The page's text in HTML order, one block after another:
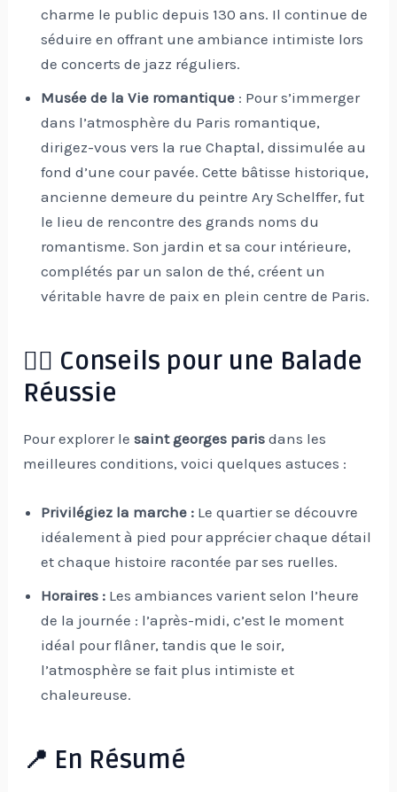
charme le public depuis 130 ans. Il continue de
séduire en offrant une ambiance intimiste lors
de concerts de jazz réguliers.
Musée de la Vie romantique : Pour s’immerger
dans l’atmosphère du Paris romantique,
dirigez-vous vers la rue Chaptal, dissimulée au
fond d’une cour pavée. Cette bâtisse historique,
ancienne demeure du peintre Ary Schelffer, fut
le lieu de rencontre des grands noms du
romantisme. Son jardin et sa cour intérieure,
complétés par un salon de thé, créent un
véritable havre de paix en plein centre de Paris.
🚶‍♀️ Conseils pour une Balade
Réussie
Pour explorer lesaint georges paris dans les
meilleures conditions, voici quelques astuces :
Privilégiez la marche : Le quartier se découvre
idéalement à pied pour apprécier chaque détail
et chaque histoire racontée par ses ruelles.
Horaires : Les ambiances varient selon l’heure
de la journée : l’après-midi, c’est le moment
idéal pour flâner, tandis que le soir,
l’atmosphère se fait plus intimiste et
chaleureuse.
📍 En Résumé